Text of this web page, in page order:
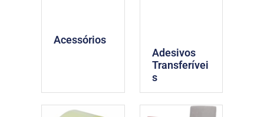
Acessórios
Adesivos
Transferívei
s